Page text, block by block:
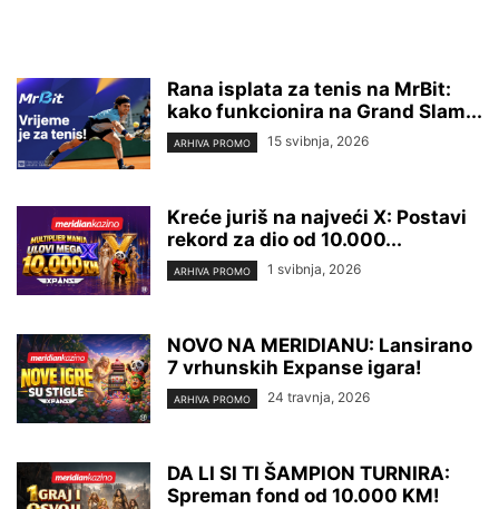
Rana isplata za tenis na MrBit:
kako funkcionira na Grand Slam...
ARHIVA PROMO 15 svibnja, 2026
Kreće juriš na najveći X: Postavi
rekord za dio od 10.000...
ARHIVA PROMO 1 svibnja, 2026
NOVO NA MERIDIANU: Lansirano
7 vrhunskih Expanse igara!
ARHIVA PROMO 24 travnja, 2026
DA LI SI TI ŠAMPION TURNIRA:
Spreman fond od 10.000 KM!